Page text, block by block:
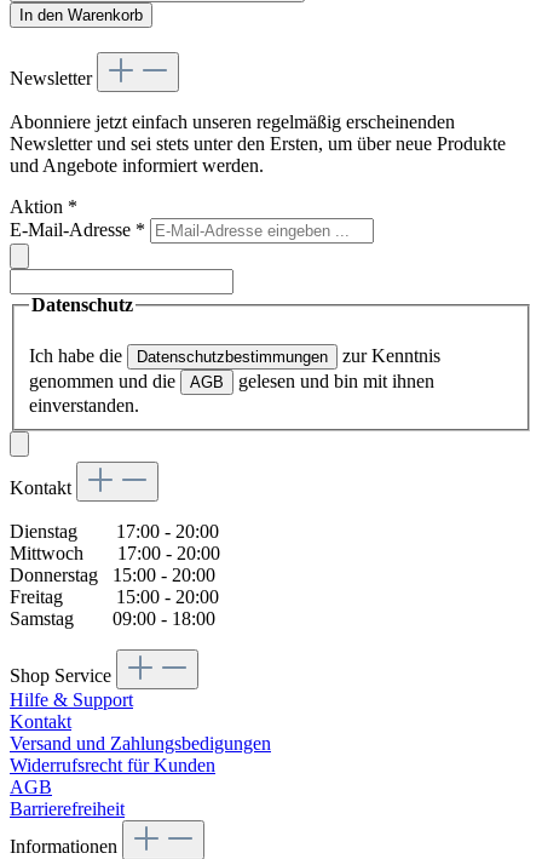
In den Warenkorb
Newsletter
Abonniere jetzt einfach unseren regelmäßig erscheinenden
Newsletter und sei stets unter den Ersten, um über neue Produkte
und Angebote informiert werden.
Aktion *
E-Mail-Adresse *
Datenschutz
Ich habe die Datenschutzbestimmungen
zur Kenntnis
genommen und die
AGB
gelesen und bin mit ihnen
einverstanden.
Kontakt
Dienstag 17:00 - 20:00
Mittwoch 17:00 - 20:00
Donnerstag 15:00 - 20:00
Freitag 15:00 - 20:00
Samstag 09:00 - 18:00
Shop Service
Hilfe & Support
Kontakt
Versand und Zahlungsbedigungen
Widerrufsrecht für Kunden
AGB
Barrierefreiheit
Informationen